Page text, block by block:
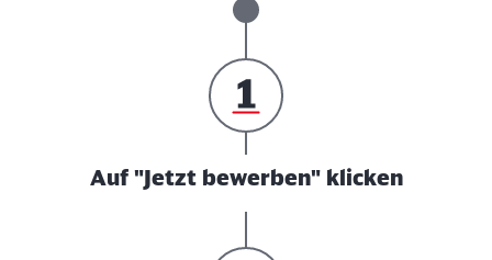
Auf "Jetzt bewerben" klicken